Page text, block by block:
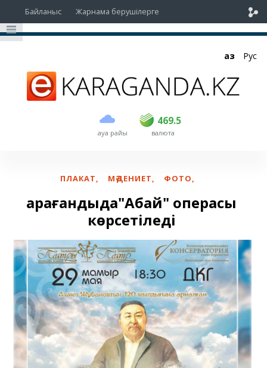
Байланыс Жарнама берушілерге
Қаз Рус
ауа райы
469.5
USD 468 469.5
EUR валюта
ПЛАКАТ, МӘДЕНИЕТ, ФОТО,
Қарағандыда"Абай" операсы
көрсетіледі